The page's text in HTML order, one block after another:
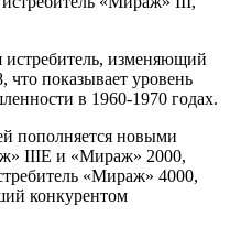
истребитель, изменяющий
показывает уровень
в 1960-1970 годах.
пополняется новыми
IIIE и «Мираж» 2000,
«Мираж» 4000,
конкурентом